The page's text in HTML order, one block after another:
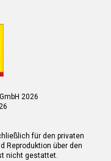
2026
für den privaten
Reproduktion über den
nicht gestattet.